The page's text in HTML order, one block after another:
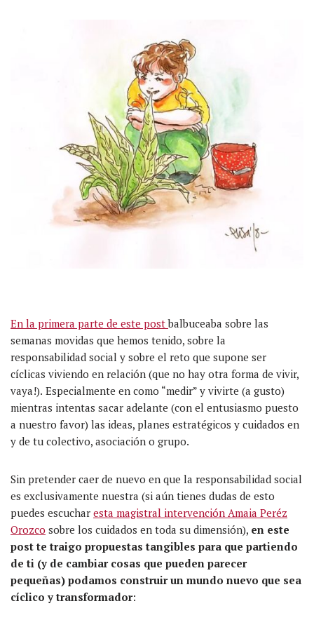
En la primera parte de este postbalbuceaba sobre las
semanas movidas que hemos tenido, sobre la
responsabilidad social y sobre el reto que supone ser
cíclicas viviendo en relación (que no hay otra forma de vivir,
vaya!). Especialmente en como “medir” y vivirte (a gusto)
mientras intentas sacar adelante (con el entusiasmo puesto
a nuestro favor) las ideas, planes estratégicos y cuidados en
y de tu colectivo, asociación o grupo.
Sin pretender caer de nuevo en que la responsabilidad social
es exclusivamente nuestra (si aún tienes dudas de esto
puedes escuchar esta magistral intervención Amaia Peréz
Orozco sobre los cuidados en toda su dimensión), en este
post te traigo propuestas tangibles para que partiendo
de ti (y de cambiar cosas que pueden parecer
pequeñas) podamos construir un mundo nuevo que sea
cíclico y transformador: